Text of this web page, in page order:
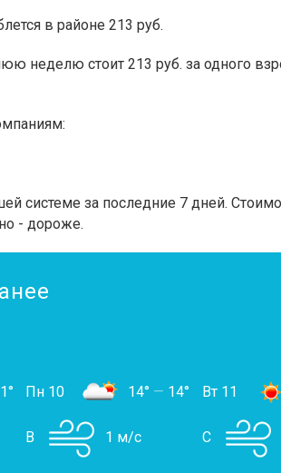
в районе 213 руб.
неделю стоит 213 руб. за одного
за последние 7 дней.
- дороже.
Пн 10 14° — 14°
В 1 м/с
Вт 11
С